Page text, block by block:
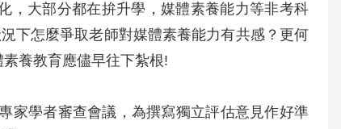
，大部分都在拚升學，媒體素養能力等非考科
下怎麼爭取老師對媒體素養能力有共感？更何
養教育應儘早往下紮根!
家學者審查會議，為撰寫獨立評估意見作好準